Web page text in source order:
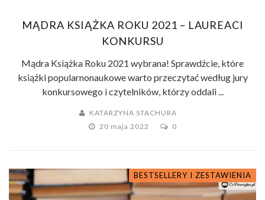
MĄDRA KSIĄŻKA ROKU 2021 – LAUREACI
KONKURSU
Mądra Książka Roku 2021 wybrana! Sprawdźcie, które
książki popularnonaukowe warto przeczytać według jury
konkursowego i czytelników, którzy oddali ...
KATARZYNA STACHURA
20 maja 2022
0
BESTSELLERY I ZESTAWIENIA